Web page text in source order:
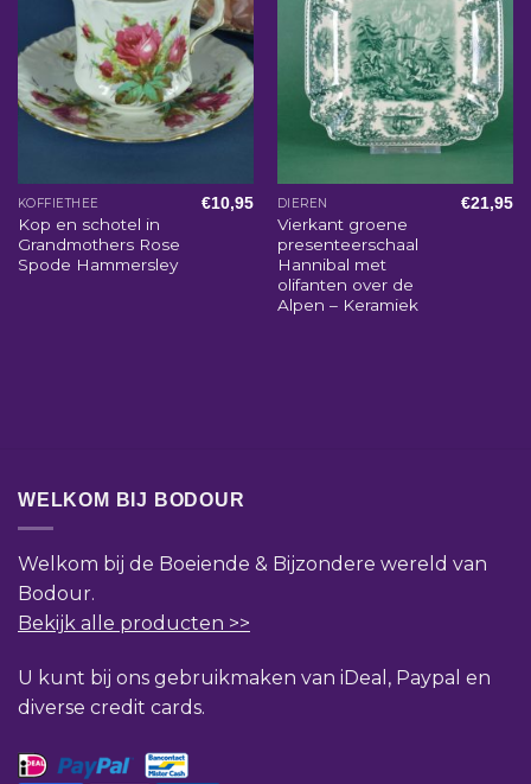
KOFFIETHEE
Kop en schotel in
Grandmothers Rose
Spode Hammersley
€10,95 DIEREN
Vierkant groene
presenteerschaal
Hannibal met
olifanten over de
Alpen – Keramiek
€21,95
WELKOM BIJ BODOUR
Welkom bij de Boeiende & Bijzondere wereld van
Bodour.
Bekijk alle producten >>
U kunt bij ons gebruikmaken van iDeal, Paypal en
diverse credit cards.